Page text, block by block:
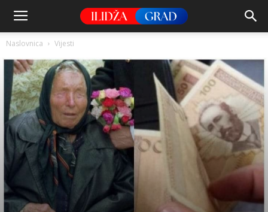
Naslovnica Vijesti